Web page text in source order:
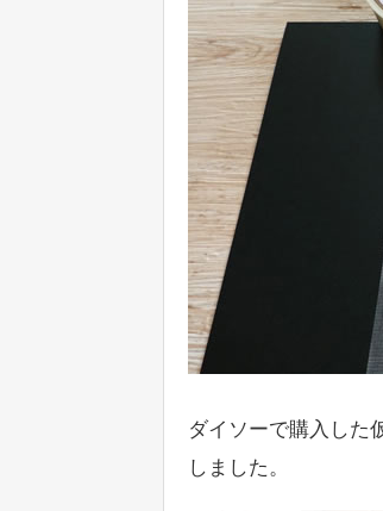
ダイソーで購入した
しました。